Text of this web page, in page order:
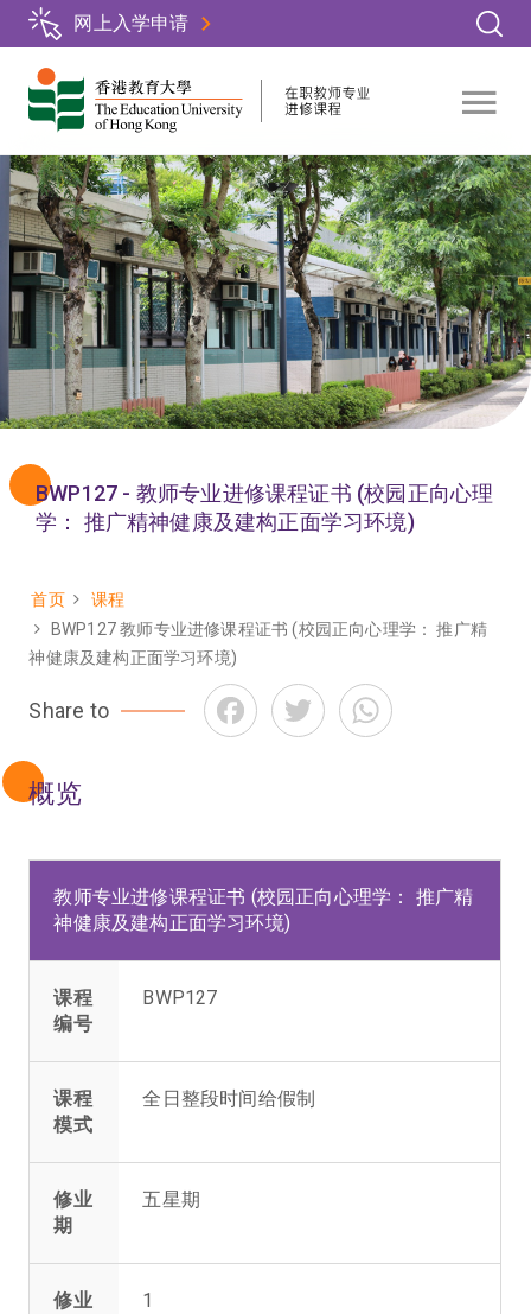
容
网上入学申请
BWP127 - 教师专业进修课程证书 (校园正向心理
学： 推广精神健康及建构正面学习环境)
面
包
首页
课程
BWP127 教师专业进修课程证书 (校园正向心理学： 推广精
神健康及建构正面学习环境)
Share to FacebookTwitter
概览
教师专业进修课程证书 (校园正向心理学： 推广精
神健康及建构正面学习环境)
课程
编号
BWP127
课程
模式
全日整段时间给假制
修业
期
五星期
修业
1